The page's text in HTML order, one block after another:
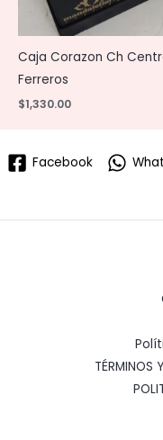
Caja Corazon Ch
Ferreros
$1,330.00
Facebook
TÉRMINOS